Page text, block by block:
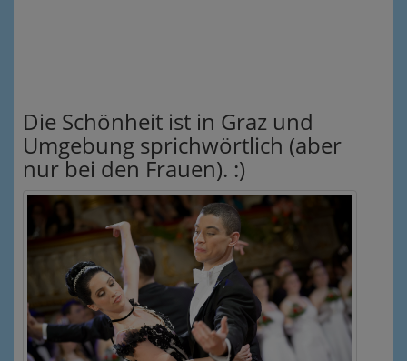
Die Schönheit ist in Graz und
Umgebung sprichwörtlich (aber
nur bei den Frauen). :)